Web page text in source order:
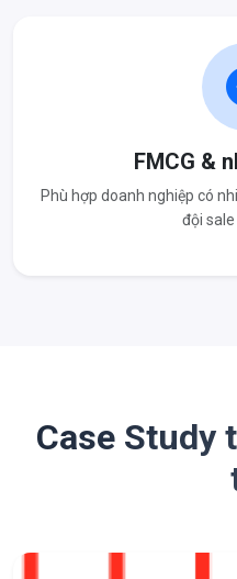
FMCG &
Phù hợp doanh nghiệp có
đội
Case Study